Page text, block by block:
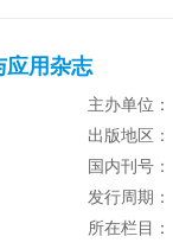
应用杂志
主办单位：
出版地区：
国内刊号：
发行周期：
所在栏目：